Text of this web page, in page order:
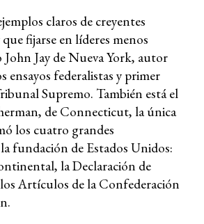
claros de creyentes
fijarse en líderes menos
Jay de Nueva York, autor
ensayos federalistas y primer
Supremo. También está el
de Connecticut, la única
los cuatro grandes
fundación de Estados Unidos:
la Declaración de
Artículos de la Confederación